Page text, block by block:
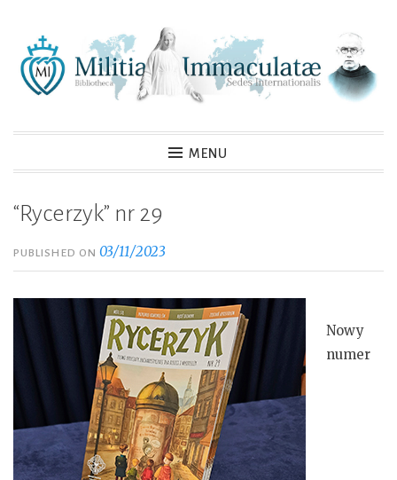
content
MENU
“Rycerzyk” nr 29
PUBLISHED ON03/11/2023
Nowy
numer